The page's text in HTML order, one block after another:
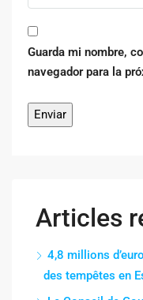
Guarda mi nombre,
navegador para la
Articles
4,8 millions
des tempêtes en